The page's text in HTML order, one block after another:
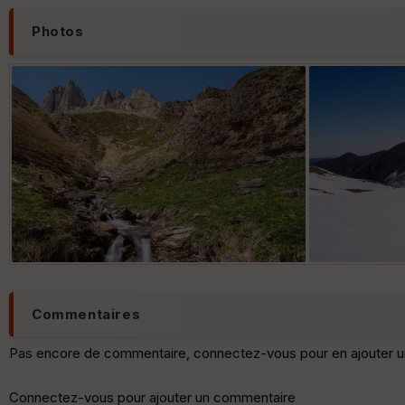
Photos
Commentaires
Pas encore de commentaire, connectez-vous pour en ajouter
Connectez-vous pour ajouter un commentaire